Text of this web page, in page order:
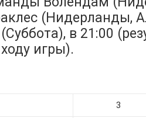
(Нидерланды,
в 21:00
игры).
3